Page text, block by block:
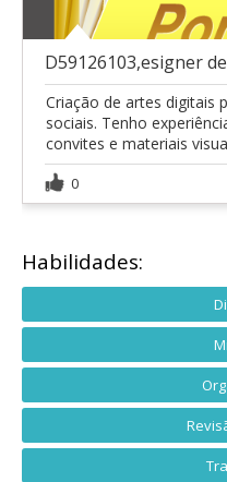
Criação de artes digitais
sociais. Tenho
convites e materiais
0
Habilidades: